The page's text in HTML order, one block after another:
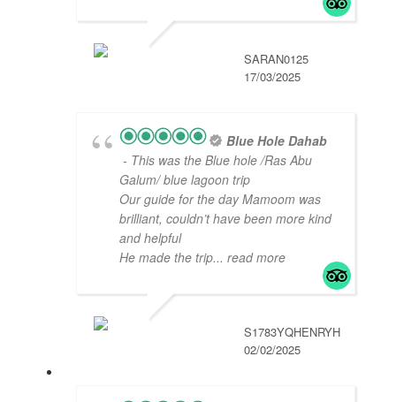
SARAN0125
17/03/2025
Blue Hole Dahab
- This was the Blue hole /Ras Abu
Galum/ blue lagoon trip
Our guide for the day Mamoom was
brilliant, couldn’t have been more kind
and helpful
He made the trip... read more
S1783YQHENRYH
02/02/2025